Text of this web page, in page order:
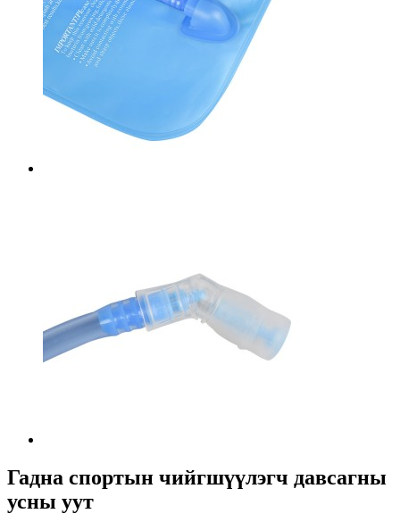
Гадна спортын чийгшүүлэгч давсагны
усны уут